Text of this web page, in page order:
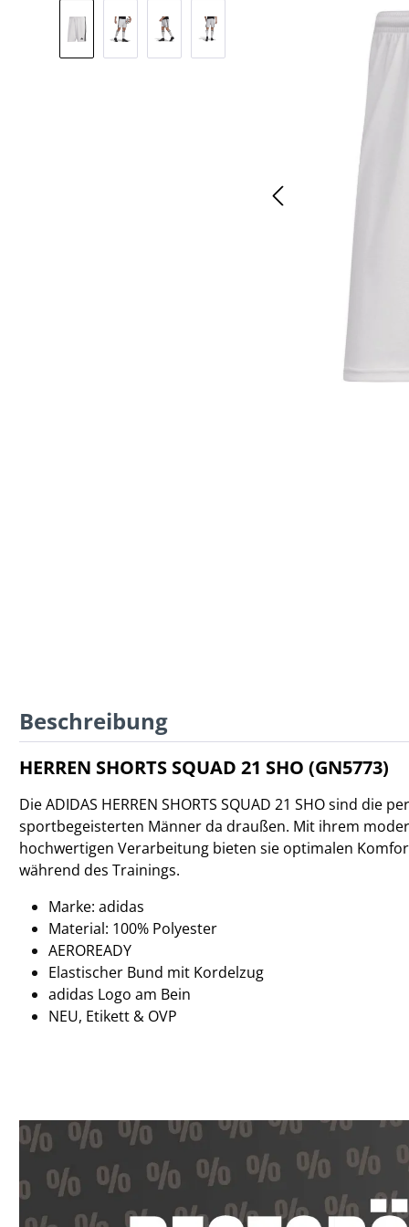
Beschreibung
HERREN SHORTS SQUAD 21 SHO (GN5773)
Die ADIDAS HERREN SHORTS SQUAD 21 SHO sind die
sportbegeisterten Männer da draußen. Mit ihrem
hochwertigen Verarbeitung bieten sie optimalen
während des Trainings.
Marke: adidas
Material: 100% Polyester
AEROREADY
Elastischer Bund mit Kordelzug
adidas Logo am Bein
NEU, Etikett & OVP